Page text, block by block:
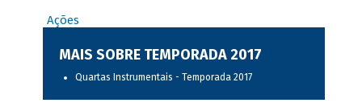
Ações
MAIS SOBRE TEMPORADA 2017
Quartas Instrumentais - Temporada 2017